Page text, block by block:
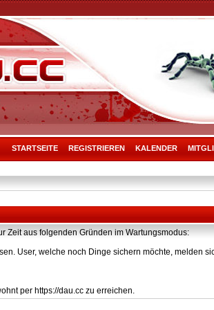
STARTSEITE REGISTRIEREN KALENDER
Zeit aus folgenden Gründen im Wartungsmodus:
User, welche noch Dinge sichern möchte, melden
per https://dau.cc zu erreichen.